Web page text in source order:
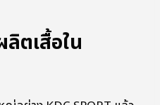
ตเสื้อใน